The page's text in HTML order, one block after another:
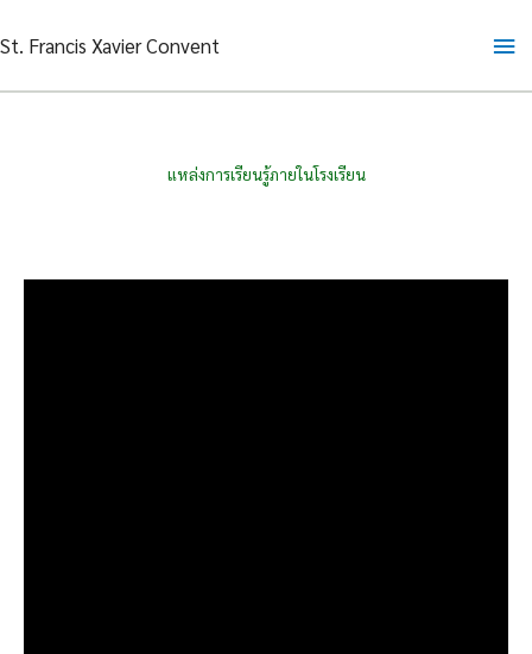
to
St. Francis Xavier Convent
แหล่งการเรียนรู้ภายในโรงเรียน